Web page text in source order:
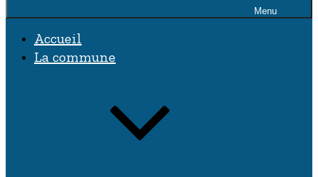
Menu
Accueil
La commune